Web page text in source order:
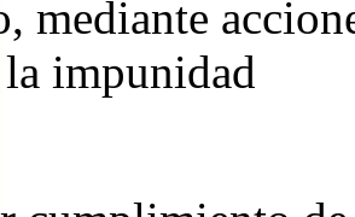
mediante
impunidad